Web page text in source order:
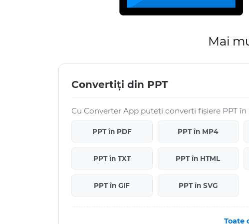
Mai
Convertiți din PPT
Cu Converter App puteți converti fișiere PPT
PPT în PDF PPT în MP4
PPT în TXT PPT în HTML
PPT în GIF PPT în SVG
Toate